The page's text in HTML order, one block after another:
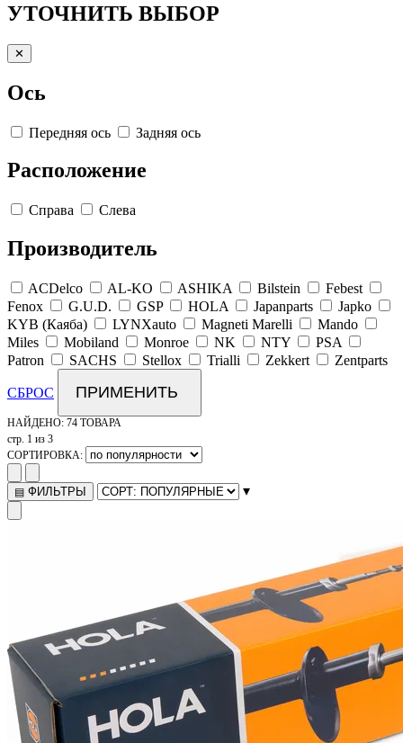
УТОЧНИТЬ ВЫБОР
✕
Ось
Передняя ось Задняя ось
Расположение
Справа Слева
Производитель
ACDelco AL-KO ASHIKA Bilstein
Febest
Fenox
G.U.D. GSP HOLA Japanparts
Japko
KYB (Каяба)
LYNXauto Magneti Marelli
Mando
Miles
Mobiland Monroe NK NTY
PSA
Patron
SACHS Stellox Trialli Zekkert Zentparts
СБРОС ПРИМЕНИТЬ
НАЙДЕНО: 74 ТОВАРА
стр. 1 из 3
СОРТИРОВКА:
▤ ФИЛЬТРЫ ▾